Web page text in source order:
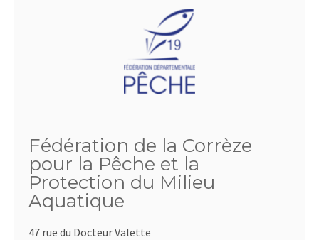
Fédération de la Corrèze
pour la Pêche et la
Protection du Milieu
Aquatique
47 rue du Docteur Valette